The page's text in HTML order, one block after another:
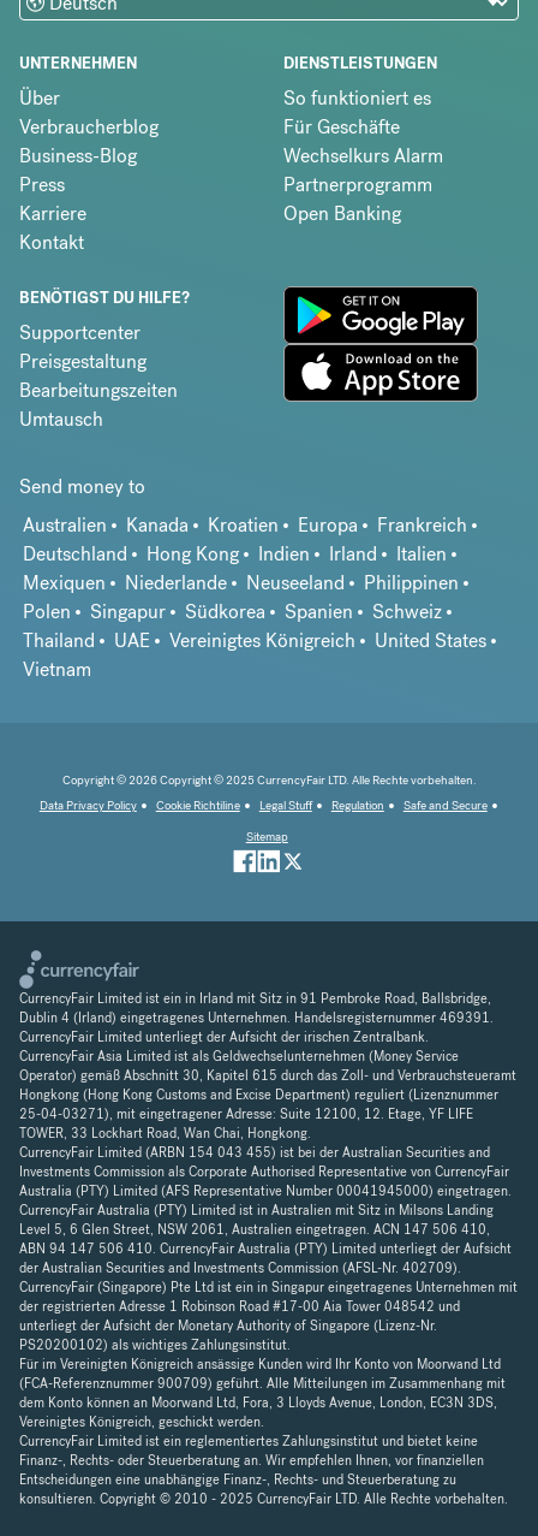
UNTERNEHMEN
Über
Verbraucherblog
Business-Blog
Press
Karriere
Kontakt
DIENSTLEISTUNGEN
So funktioniert es
Für Geschäfte
Wechselkurs Alarm
Partnerprogramm
Open Banking
BENÖTIGST DU HILFE?
Supportcenter
Preisgestaltung
Bearbeitungszeiten
Umtausch
Send money to
Australien
Kanada Kroatien Europa
Frankreich
Deutschland
Hong Kong Indien Irland
Italien
Mexiquen
Niederlande Neuseeland
Philippinen
Polen
Singapur Südkorea Spanien
Schweiz
Thailand
UAE Vereinigtes Königreich
United States
Vietnam
Copyright © 2026 Copyright © 2025 CurrencyFair LTD. Alle Rechte vorbehalten.
Data Privacy Policy
Cookie Richtiline Legal Stuff Regulation
Safe and Secure
Sitemap
CurrencyFair Limited ist ein in Irland mit Sitz in 91 Pembroke Road, Ballsbridge,
Dublin 4 (Irland) eingetragenes Unternehmen. Handelsregisternummer 469391.
CurrencyFair Limited unterliegt der Aufsicht der irischen Zentralbank.
CurrencyFair Asia Limited ist als Geldwechselunternehmen (Money Service
Operator) gemäß Abschnitt 30, Kapitel 615 durch das Zoll- und Verbrauchsteueramt
Hongkong (Hong Kong Customs and Excise Department) reguliert (Lizenznummer
25-04-03271), mit eingetragener Adresse: Suite 12100, 12. Etage, YF LIFE
TOWER, 33 Lockhart Road, Wan Chai, Hongkong.
CurrencyFair Limited (ARBN 154 043 455) ist bei der Australian Securities and
Investments Commission als Corporate Authorised Representative von CurrencyFair
Australia (PTY) Limited (AFS Representative Number 00041945000) eingetragen.
CurrencyFair Australia (PTY) Limited ist in Australien mit Sitz in Milsons Landing
Level 5, 6 Glen Street, NSW 2061, Australien eingetragen. ACN 147 506 410,
ABN 94 147 506 410. CurrencyFair Australia (PTY) Limited unterliegt der Aufsicht
der Australian Securities and Investments Commission (AFSL-Nr. 402709).
CurrencyFair (Singapore) Pte Ltd ist ein in Singapur eingetragenes Unternehmen mit
der registrierten Adresse 1 Robinson Road #17-00 Aia Tower 048542 und
unterliegt der Aufsicht der Monetary Authority of Singapore (Lizenz-Nr.
PS20200102) als wichtiges Zahlungsinstitut.
Für im Vereinigten Königreich ansässige Kunden wird Ihr Konto von Moorwand Ltd
(FCA-Referenznummer 900709) geführt. Alle Mitteilungen im Zusammenhang mit
dem Konto können an Moorwand Ltd, Fora, 3 Lloyds Avenue, London, EC3N 3DS,
Vereinigtes Königreich, geschickt werden.
CurrencyFair Limited ist ein reglementiertes Zahlungsinstitut und bietet keine
Finanz-, Rechts- oder Steuerberatung an. Wir empfehlen Ihnen, vor finanziellen
Entscheidungen eine unabhängige Finanz-, Rechts- und Steuerberatung zu
konsultieren. Copyright © 2010 - 2025 CurrencyFair LTD. Alle Rechte vorbehalten.